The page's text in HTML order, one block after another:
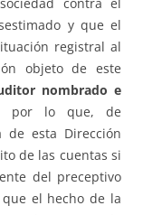
contra el
y que el
registral al
objeto de este
nombrado e
por lo que, de
de esta Dirección
de las cuentas si
del preceptivo
el hecho de la